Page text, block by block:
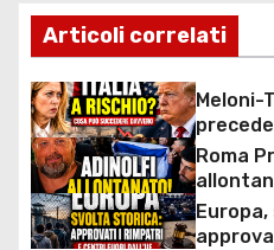
v
i
g
a
z
Articoli correlati
Meloni-
costare
Roma
politico